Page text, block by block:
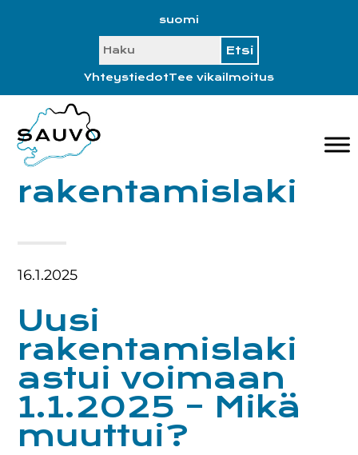
alatunnisteeseen
suomi
SEARCH
YhteystiedotTee vikailmoitus
rakentamislaki
16.1.2025
Uusi
rakentamislaki
astui voimaan
1.1.2025 – Mikä
muuttui?